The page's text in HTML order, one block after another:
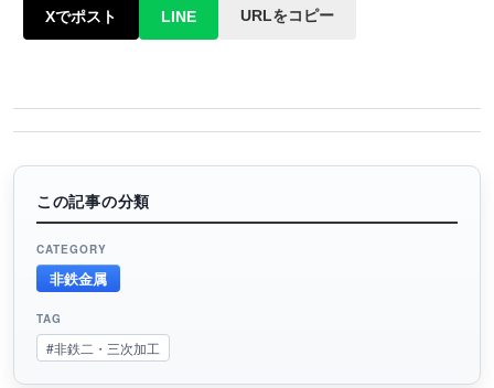
Xでポスト LINE URLをコピー
この記事の分類
CATEGORY
非鉄金属
TAG
#非鉄二・三次加工